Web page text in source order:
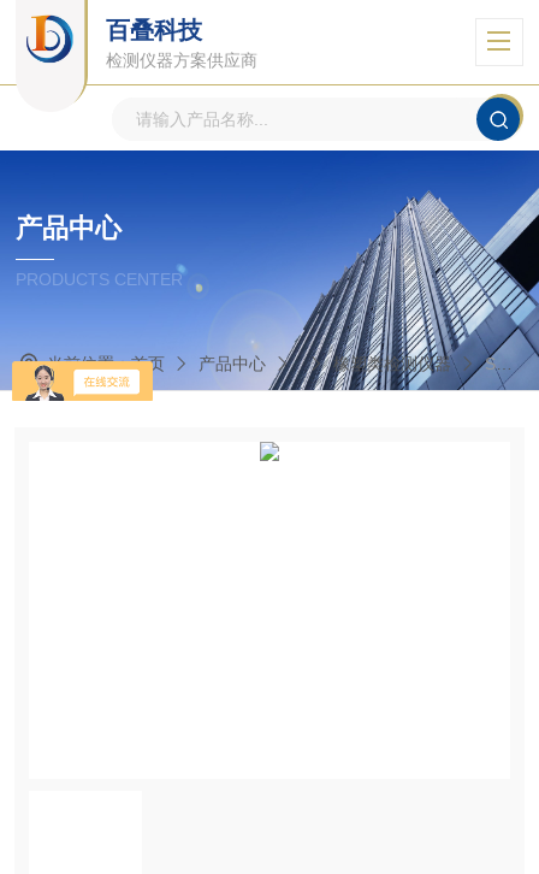
百叠科技
检测仪器方案供应商
产品中心
PRODUCTS CENTER
当前位置：首页 产品中心 橡塑类检测仪器 SS-8100FC橡胶分层切片机